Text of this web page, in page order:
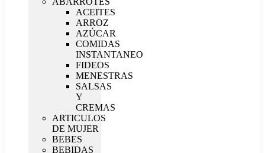
ACEITES
ARROZ
AZÚCAR
COMIDAS
INSTANTANEO
FIDEOS
MENESTRAS
SALSAS
Y
CREMAS
ARTICULOS
DE MUJER
BEBES
BEBIDAS